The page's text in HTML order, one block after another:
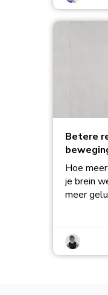
Betere
Hoe
je brein
meer